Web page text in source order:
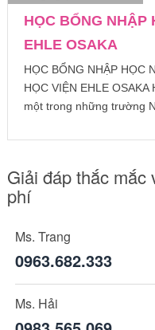
HỌC BỔNG NHẬP
EHLE OSAKA
HỌC BỔNG NHẬP HỌC
HỌC VIỆN EHLE
một trong những trường
Giải đáp thắc mắc
phí
Ms. Trang
0963.682.333
Ms. Hải